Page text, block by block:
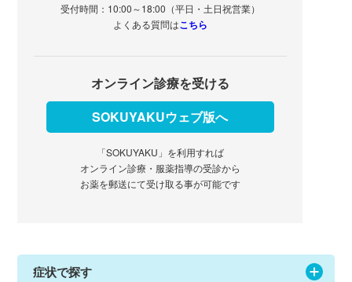
受付時間：10:00～18:00（平日・土日祝営業）
よくある質問はこちら
オンライン診療を受ける
SOKUYAKUウェブ版へ
「SOKUYAKU」を利用すれば
オンライン診療・服薬指導の受診から
お薬を郵送にて受け取る事が可能です
症状で探す